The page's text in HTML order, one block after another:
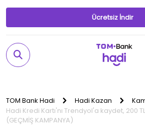
Ücretsiz İndir
TOM Bank Hadi Hadi Kazan
Hadi Kredi Kartı'nı Trendyol'a kaydet, 200
(GEÇMİŞ KAMPANYA)